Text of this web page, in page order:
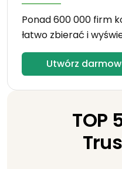
Ponad 600 000 firm
łatwo zbierać i
Utwórz
TOP